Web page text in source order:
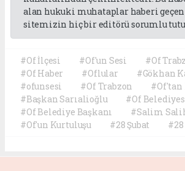
alan hukuki muhataplar haberi
sitemizin hiç bir editörü sorumlu
#Of İlçesi #Of'un Sesi
#Of
#Of Haber
#Oflular
#Gökhan
#ofunsesi
#Of Trabzon
#Of'tan
#Başkan Sarıalioğlu
#Of
#Of Belediye Başkanı
#Salim
#Of'un Kurtuluşu
#28 Şubat #28